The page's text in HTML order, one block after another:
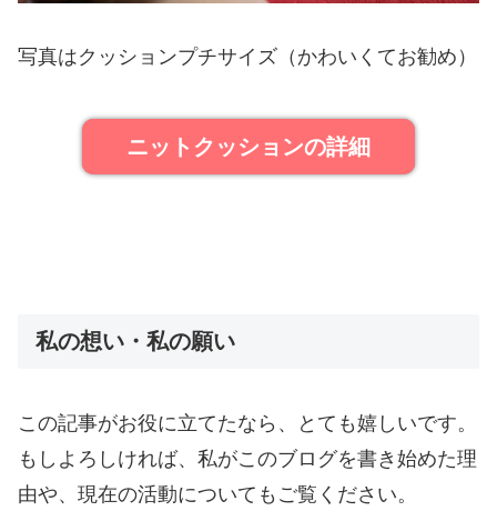
写真はクッションプチサイズ（かわいくてお勧め）
ニットクッションの詳細
私の想い・私の願い
この記事がお役に立てたなら、とても嬉しいです。
もしよろしければ、私がこのブログを書き始めた理
由や、現在の活動についてもご覧ください。